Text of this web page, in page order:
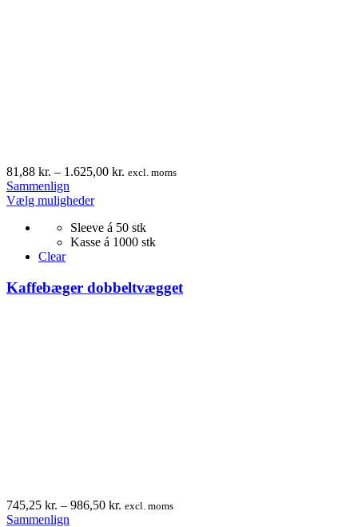
81,88 kr. – 1.625,00 kr. Prisinterval:
excl. moms
Sammenlign
Vælg mulighederDette
har
flere
kan
Sleeve á 50 stk
Kasse á 1000 stk
Clear
Kaffebæger dobbeltvægget
745,25 kr. – 986,50 kr. Prisinterval:
excl. moms
Sammenlign